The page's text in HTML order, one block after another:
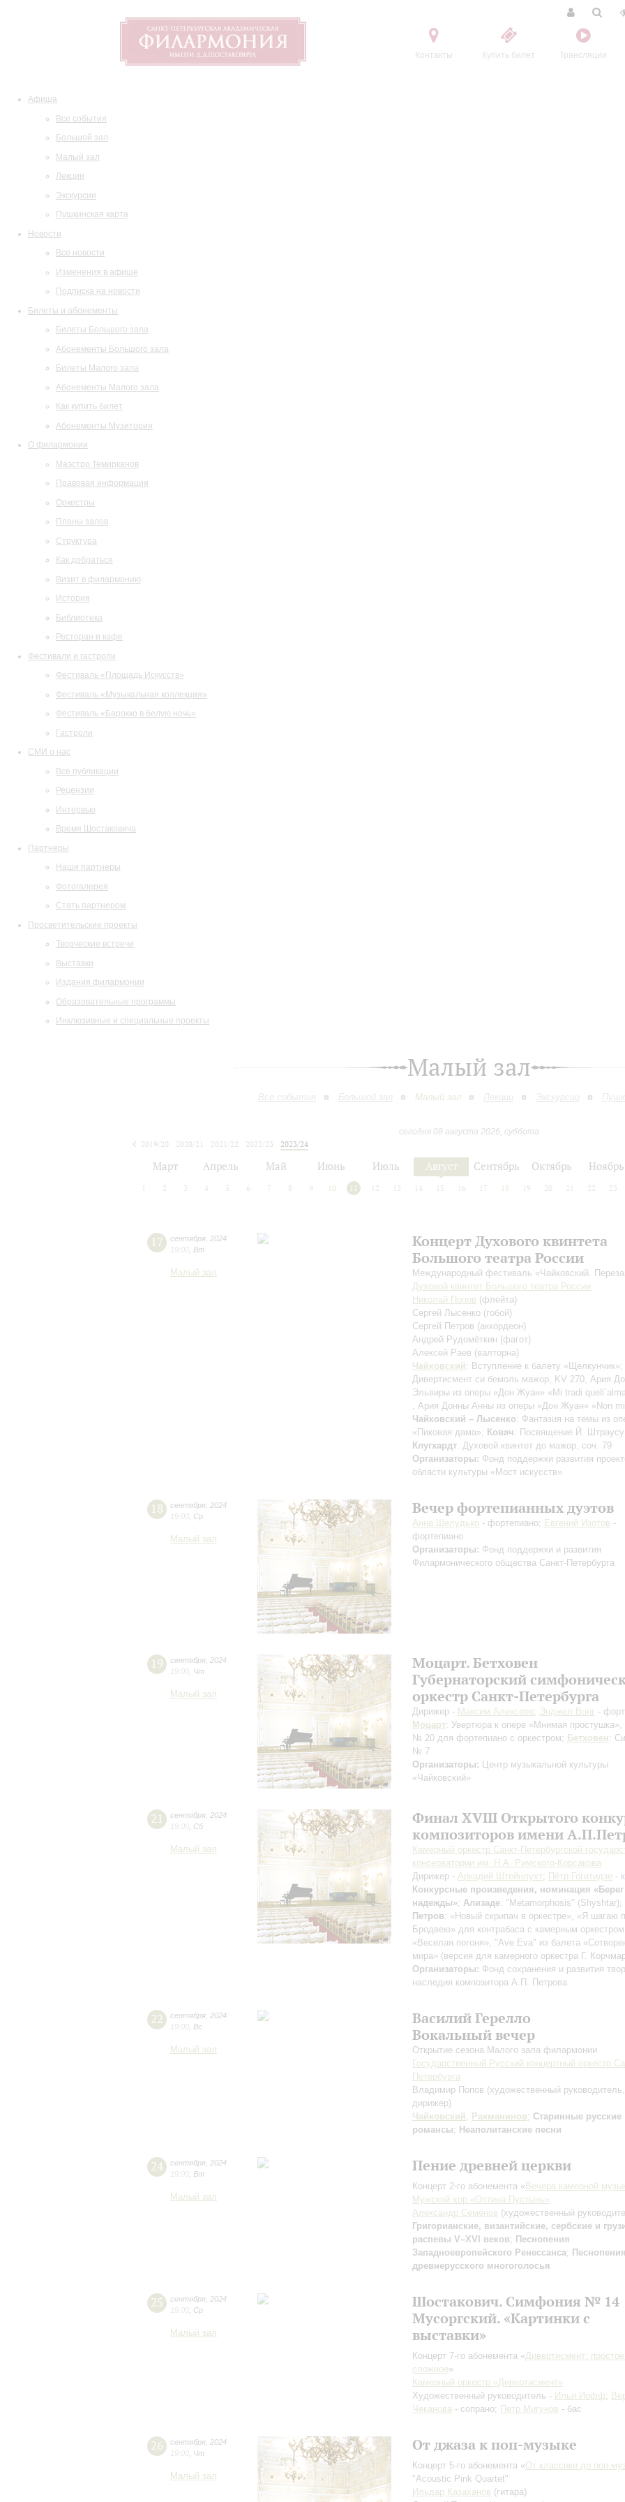
Контакты Купить билет Трансляции
Афиша
Все события
Большой зал
Малый зал
Лекции
Экскурсии
Пушкинская карта
Новости
Все новости
Изменения в афише
Подписка на новости
Билеты и абонементы
Билеты Большого зала
Абонементы Большого зала
Билеты Малого зала
Абонементы Малого зала
Как купить билет
Абонементы Музитория
О филармонии
Маэстро Темирканов
Правовая информация
Оркестры
Планы залов
Структура
Как добраться
Визит в филармонию
История
Библиотека
Ресторан и кафе
Фестивали и гастроли
Фестиваль «Площадь Искусств»
Фестиваль «Музыкальная коллекция»
Фестиваль «Барокко в белую ночь»
Гастроли
СМИ о нас
Все публикации
Рецензии
Интервью
Время Шостаковича
Партнеры
Наши партнеры
Фотогалерея
Стать партнером
Просветительские проекты
Творческие встречи
Выставки
Издания филармонии
Образовательные программы
Инклюзивные и специальные проекты
Малый зал
Все события Большой зал Малый зал Лекции Экскурсии
сегодня 08 августа 2026, суббота
2019/20
2020/21 2021/22 2022/23
2023/24
Март Апрель Май Июнь Июль Август Сентябрь Октябрь Ноябрь
2 3 4 5 6 7 8 9 10 11 12 13 14 15 16 17 18 19 20 21 22 23
17 сентября 2024
19:00 Вт
Малый зал
Концерт Духового квинтета
Большого театра России
Международный фестиваль «Чайковский.
Духовой квинтет Большого театра России
Николай Попов (флейта)
Сергей Лысенко (гобой)
Сергей Петров (аккордеон)
Андрей Рудомёткин (фагот)
Алексей Раев (валторна)
Чайковский: Вступление к балету «Щелкунчик»;
Дивертисмент си бемоль мажор, KV 270, Ария
Эльвиры из оперы «Дон Жуан» «Mi tradi
, Ария Донны Анны из оперы «Дон Жуан» «Non
Чайковский – Лысенко: Фантазия на темы из
«Пиковая дама»; Ковач: Посвящение Й. Штраусу;
Клугхардт: Духовой квинтет до мажор, соч. 79
Организаторы: Фонд поддержки развития
области культуры «Мост искусств»
18 сентября 2024
19:00 Ср
Малый зал
Вечер фортепианных дуэтов
Анна Шелудько - фортепиано; Евгений Изотов -
фортепиано
Организаторы: Фонд поддержки и развития
Филармонического общества Санкт-Петербурга
19 сентября 2024
19:00 Чт
Малый зал
Моцарт. Бетховен
Губернаторский
оркестр Санкт-Петербурга
Дирижер - Максим Алексеев; Энджел Вонг -
Моцарт: Увертюра к опере «Мнимая простушка»,
№ 20 для фортепиано с оркестром; Бетховен:
№ 7
Организаторы: Центр музыкальной культуры
«Чайковский»
21 сентября 2024
19:00 Сб
Малый зал
Финал XVIII Открытого
композиторов имени
Камерный оркестр Санкт-Петербургской
консерватории им. Н.А. Римского-Корсакова
Дирижер - Аркадий Штейнлухт; Пётр Гогитидзе -
Конкурсные произведения, номинация «Берег
надежды»; Ализаде: "Metamorphosis" (Shyshtar);
Петров: «Новый скрипач в оркестре», «Я шагаю
Бродвею» для контрабаса с камерным оркестром,
«Веселая погоня», "Ave Eva" из балета
мира» (версия для камерного оркестра Г.
Организаторы: Фонд сохранения и развития
наследия композитора А.П. Петрова
22 сентября 2024
19:00 Вс
Малый зал
Василий Герелло
Вокальный вечер
Открытие сезона Малого зала филармонии
Государственный Русский концертный оркестр
Петербурга
Владимир Попов (художественный руководитель,
дирижер)
Чайковский, Рахманинов; Старинные русские
романсы; Неаполитанские песни
24 сентября 2024
19:00 Вт
Малый зал
Пение древней церкви
Концерт 2-го абонемента « Вечера камерной
Мужской хор «Оптина Пустынь»
Александр Семёнов (художественный
Григорианские, византийские, сербские и
распевы V–XVI веков; Песнопения
Западноевропейского Ренессанса; Песнопения
древнерусского многоголосья
25 сентября 2024
19:00 Ср
Малый зал
Шостакович. Симфония № 14
Мусоргский. «Картинки с
выставки»
Концерт 7-го абонемента «Дивертисмент:
сложное»
Камерный оркестр «Дивертисмент»
Художественный руководитель - Илья Иофф;
Чеканова - сопрано; Петр Мигунов - бас
26 сентября 2024
19:00 Чт
Малый зал
От джаза к поп-музыке
Концерт 5-го абонемента «От классики до поп-
"Acoustic Pink Quartet"
Ильдар Казаханов (гитара)